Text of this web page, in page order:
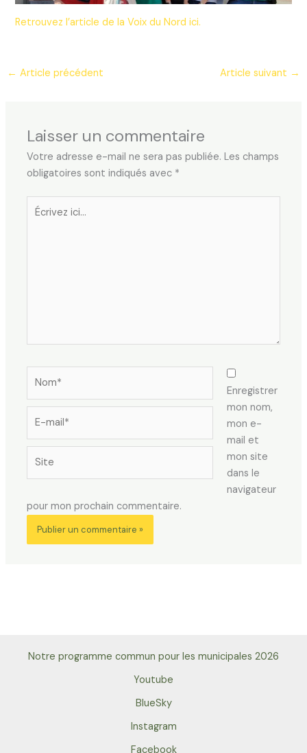
Retrouvez l’article de la Voix du Nord ici.
← Article précédent Article suivant →
Laisser un commentaire
Votre adresse e-mail ne sera pas publiée. Les champs
obligatoires sont indiqués avec *
Écrivez
mail*
Enregistrer
mon nom,
mon e-
mail et
mon site
dans le
navigateur
pour mon prochain commentaire.
Notre programme commun pour les municipales 2026
Youtube
BlueSky
Instagram
Facebook